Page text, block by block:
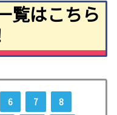
覧はこちら
6 7
8